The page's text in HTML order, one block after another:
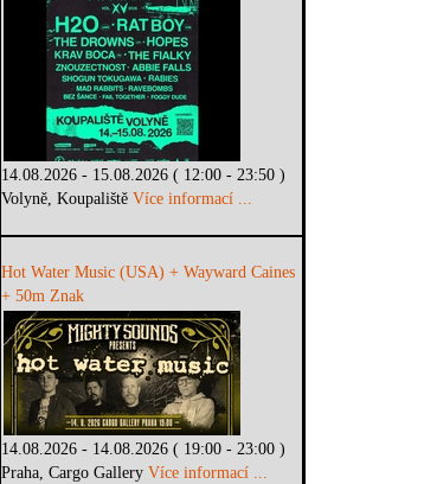
14.08.2026 - 15.08.2026 ( 12:00 - 23:50 )
Volyně, KoupalištěVíce informací ...
Hot Water Music (USA) + Wayward Caines
+ 50m Znak
14.08.2026 - 14.08.2026 ( 19:00 - 23:00 )
Praha, Cargo GalleryVíce informací ...